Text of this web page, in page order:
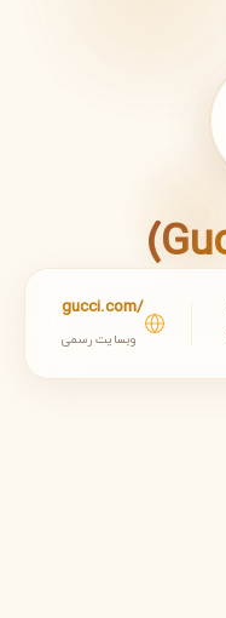
gucci.com/
وبسایت رسمی